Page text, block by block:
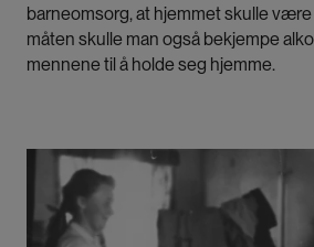
barneomsorg, at hjemmet skulle være
måten skulle man også bekjempe
mennene til å holde seg hjemme.
Bilde